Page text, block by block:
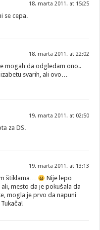
18. marta 2011. at 15:25
se cepa.
18. marta 2011. at 22:02
mogah da odgledam ono..
svarih, ali ovo…
19. marta 2011. at 02:50
za DS.
19. marta 2011. at 13:13
štiklama…
Nije lepo
mesto da je pokušala da
mogla je prvo da napuni